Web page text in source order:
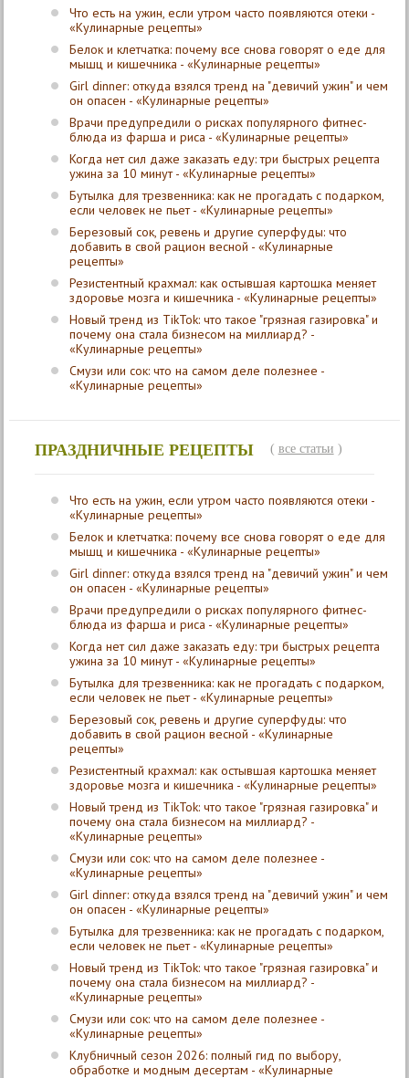
Что есть на ужин, если утром часто появляются отеки -
«Кулинарные рецепты»
Белок и клетчатка: почему все снова говорят о еде для
мышц и кишечника - «Кулинарные рецепты»
Girl dinner: откуда взялся тренд на "девичий ужин" и чем
он опасен - «Кулинарные рецепты»
Врачи предупредили о рисках популярного фитнес-
блюда из фарша и риса - «Кулинарные рецепты»
Когда нет сил даже заказать еду: три быстрых рецепта
ужина за 10 минут - «Кулинарные рецепты»
Бутылка для трезвенника: как не прогадать с подарком,
если человек не пьет - «Кулинарные рецепты»
Березовый сок, ревень и другие суперфуды: что
добавить в свой рацион весной - «Кулинарные
рецепты»
Резистентный крахмал: как остывшая картошка меняет
здоровье мозга и кишечника - «Кулинарные рецепты»
Новый тренд из TikTok: что такое "грязная газировка" и
почему она стала бизнесом на миллиард? -
«Кулинарные рецепты»
Смузи или сок: что на самом деле полезнее -
«Кулинарные рецепты»
ПРАЗДНИЧНЫЕ РЕЦЕПТЫ ( все статьи )
Что есть на ужин, если утром часто появляются отеки -
«Кулинарные рецепты»
Белок и клетчатка: почему все снова говорят о еде для
мышц и кишечника - «Кулинарные рецепты»
Girl dinner: откуда взялся тренд на "девичий ужин" и чем
он опасен - «Кулинарные рецепты»
Врачи предупредили о рисках популярного фитнес-
блюда из фарша и риса - «Кулинарные рецепты»
Когда нет сил даже заказать еду: три быстрых рецепта
ужина за 10 минут - «Кулинарные рецепты»
Бутылка для трезвенника: как не прогадать с подарком,
если человек не пьет - «Кулинарные рецепты»
Березовый сок, ревень и другие суперфуды: что
добавить в свой рацион весной - «Кулинарные
рецепты»
Резистентный крахмал: как остывшая картошка меняет
здоровье мозга и кишечника - «Кулинарные рецепты»
Новый тренд из TikTok: что такое "грязная газировка" и
почему она стала бизнесом на миллиард? -
«Кулинарные рецепты»
Смузи или сок: что на самом деле полезнее -
«Кулинарные рецепты»
Girl dinner: откуда взялся тренд на "девичий ужин" и чем
он опасен - «Кулинарные рецепты»
Бутылка для трезвенника: как не прогадать с подарком,
если человек не пьет - «Кулинарные рецепты»
Новый тренд из TikTok: что такое "грязная газировка" и
почему она стала бизнесом на миллиард? -
«Кулинарные рецепты»
Смузи или сок: что на самом деле полезнее -
«Кулинарные рецепты»
Клубничный сезон 2026: полный гид по выбору,
обработке и модным десертам - «Кулинарные